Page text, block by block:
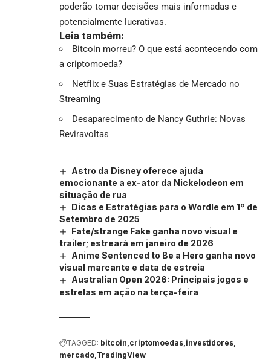
poderão tomar decisões mais informadas e
potencialmente lucrativas.
Leia também:
Bitcoin morreu? O que está acontecendo com
a criptomoeda?
Netflix e Suas Estratégias de Mercado no
Streaming
Desaparecimento de Nancy Guthrie: Novas
Reviravoltas
Astro da Disney oferece ajuda
emocionante a ex-ator da Nickelodeon em
situação de rua
Dicas e Estratégias para o Wordle em 1º de
Setembro de 2025
Fate/strange Fake ganha novo visual e
trailer; estreará em janeiro de 2026
Anime Sentenced to Be a Hero ganha novo
visual marcante e data de estreia
Australian Open 2026: Principais jogos e
estrelas em ação na terça-feira
TAGGED: bitcoin criptomoedas investidores
mercado TradingView